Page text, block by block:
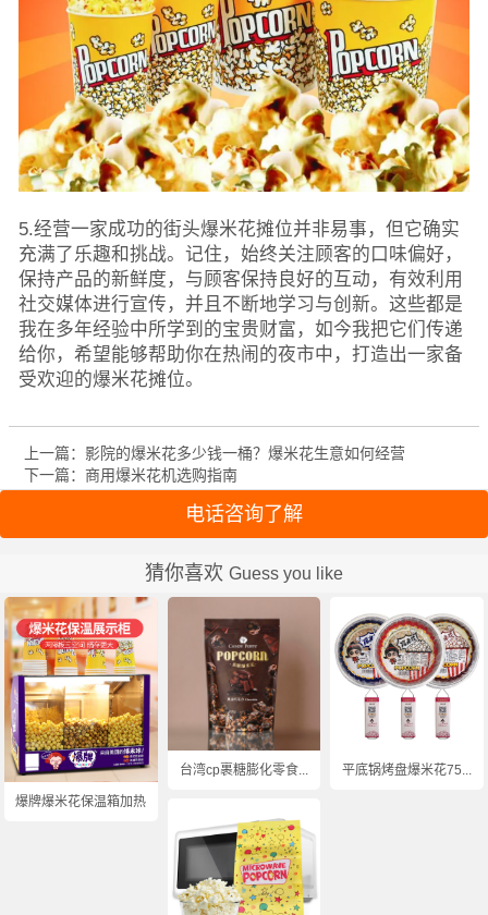
5.经营一家成功的街头爆米花摊位并非易事，但它确实
充满了乐趣和挑战。记住，始终关注顾客的口味偏好，
保持产品的新鲜度，与顾客保持良好的互动，有效利用
社交媒体进行宣传，并且不断地学习与创新。这些都是
我在多年经验中所学到的宝贵财富，如今我把它们传递
给你，希望能够帮助你在热闹的夜市中，打造出一家备
受欢迎的爆米花摊位。
上一篇：影院的爆米花多少钱一桶？爆米花生意如何经营
下一篇：商用爆米花机选购指南
电话咨询了解
猜你喜欢 Guess you like
爆牌爆米花保温箱加热...
台湾cp裹糖膨化零食... 平底锅烤盘爆米花75...